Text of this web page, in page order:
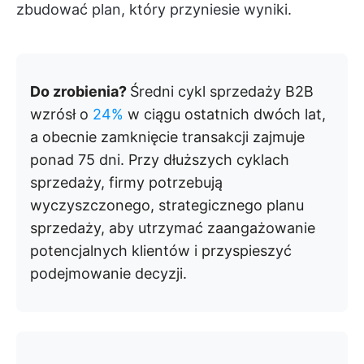
zbudować plan, który przyniesie wyniki.
Do zrobienia? Średni cykl sprzedaży B2B
wzrósł o 24% w ciągu ostatnich dwóch lat,
a obecnie zamknięcie transakcji zajmuje
ponad 75 dni. Przy dłuższych cyklach
sprzedaży, firmy potrzebują
wyczyszczonego, strategicznego planu
sprzedaży, aby utrzymać zaangażowanie
potencjalnych klientów i przyspieszyć
podejmowanie decyzji.